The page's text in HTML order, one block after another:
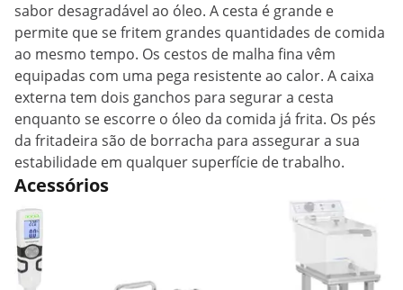
sabor desagradável ao óleo. A cesta é grande e
permite que se fritem grandes quantidades de comida
ao mesmo tempo. Os cestos de malha fina vêm
equipadas com uma pega resistente ao calor. A caixa
externa tem dois ganchos para segurar a cesta
enquanto se escorre o óleo da comida já frita. Os pés
da fritadeira são de borracha para assegurar a sua
estabilidade em qualquer superfície de trabalho.
Acessórios